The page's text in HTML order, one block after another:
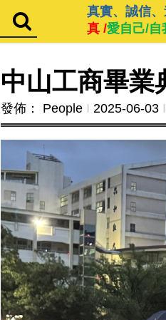
真實、誠信
真 /愛自己/自
中山工商畢業
發佈： People Ι 2025-06-03 Ι